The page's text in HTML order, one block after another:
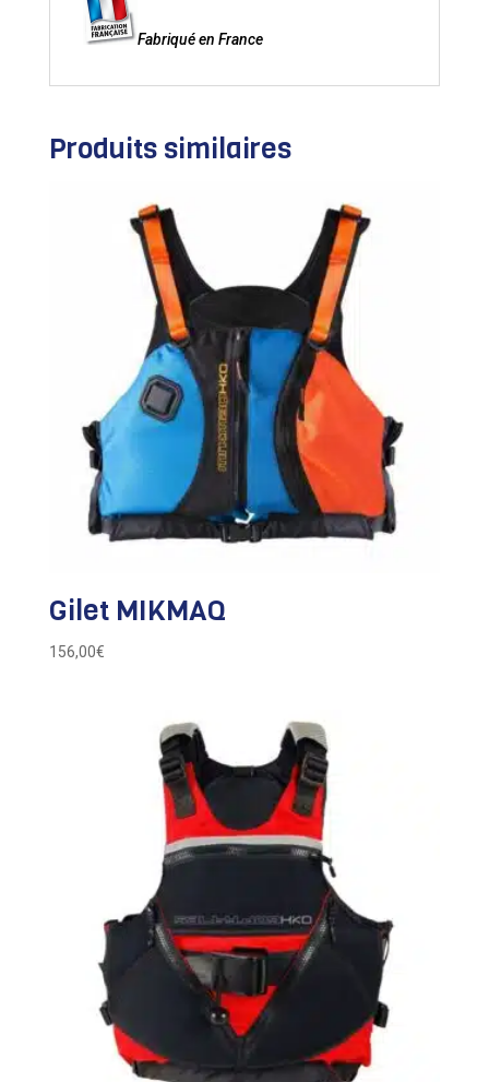
Fabriqué en France
Produits similaires
Gilet MIKMAQ
156,00€